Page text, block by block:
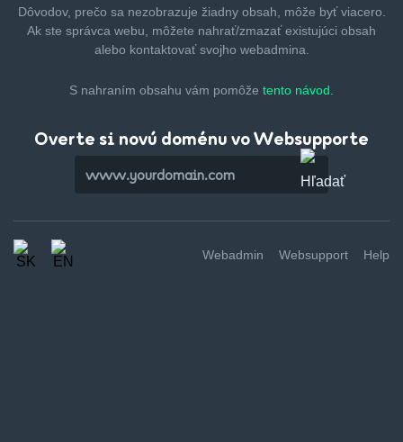
Dôvodov, prečo sa nezobrazuje žiadny obsah, môže byťviacero.
Ak ste správca webu, môžete nahrať/zmazaťexistujúci obsah
alebo kontaktovať svojho webadmina.
S nahraním obsahu vám pomôže tento návod.
Overte si novú doménu vo Websupporte
Webadmin Websupport Help